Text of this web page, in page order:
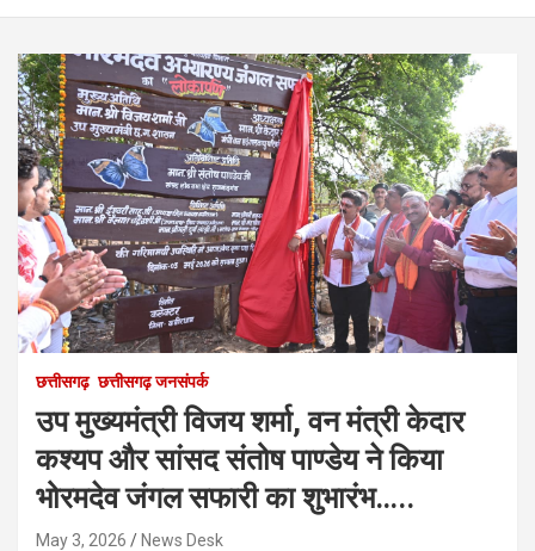
छत्तीसगढ़ छत्तीसगढ़ जनसंपर्क
उप मुख्यमंत्री विजय शर्मा, वन मंत्री केदार
कश्यप और सांसद संतोष पाण्डेय ने किया
भोरमदेव जंगल सफारी का शुभारंभ…..
May 3, 2026 News Desk